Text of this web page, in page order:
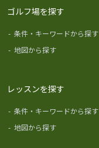
ゴルフ場を探す
- 条件・キーワードから探す
- 地図から探す
レッスンを探す
- 条件・キーワードから探す
- 地図から探す